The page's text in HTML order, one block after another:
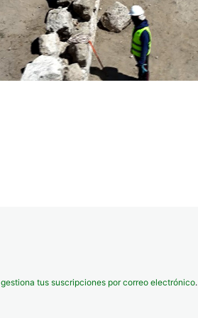
gestiona tus suscripciones por correo electrónico.